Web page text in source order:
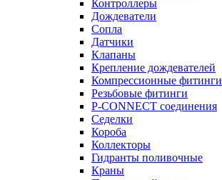
Контроллеры
Дождеватели
Сопла
Датчики
Клапаны
Крепление дождевателей
Компрессионные фитинги
Резьбовые фитинги
P-CONNECT соединения
Седелки
Короба
Коллекторы
Гидранты поливочные
Краны